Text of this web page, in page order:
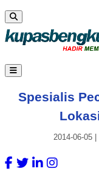
Spesialis
2014-06-05|